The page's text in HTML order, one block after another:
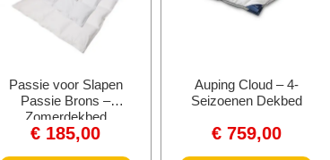
Passie voor Slapen
Passie Brons –
Zomerdekbed
€ 185,00
Auping Cloud – 4-
Seizoenen Dekbed
€759,00